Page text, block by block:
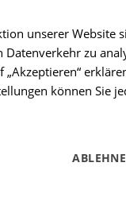
von
bietet dieser
Ihrem Zuhause
Bezug eine
einfach zu
unserer Website
zu
können Sie